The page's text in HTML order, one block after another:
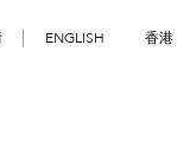
ENGLISH 香港